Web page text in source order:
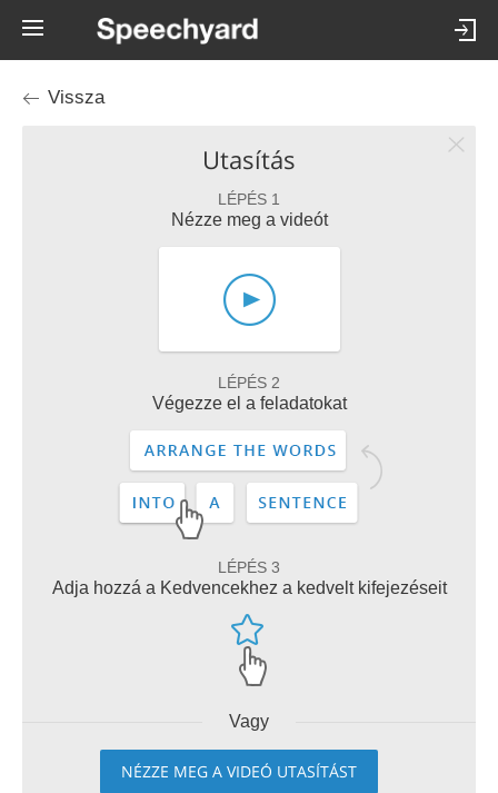
Vissza
Utasítás
LÉPÉS 1
Nézze meg a videót
LÉPÉS 2
Végezze el a feladatokat
LÉPÉS 3
Adja hozzá a Kedvencekhez a kedvelt kifejezéseit
Vagy
NÉZZE MEG A VIDEÓ UTASÍTÁST